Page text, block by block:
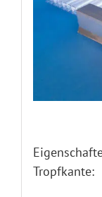
Tropfkante: